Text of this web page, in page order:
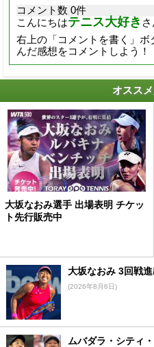
コメント数 0件
こんにちはテニス大好き
右上の「コメントを書く」
んだ感想をコメントしよう！
オスス
大坂なおみ選手 出場表明 チケッ
ト先行販売中
大坂なおみ 3回戦進
(2026年8月6日)
ムバダラ・シティ